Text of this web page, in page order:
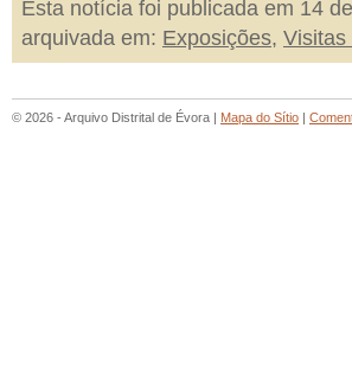
Esta notícia foi publicada em 14
arquivada em: Exposições, Visitas
© 2026 - Arquivo Distrital de Évora | Mapa do Sítio |